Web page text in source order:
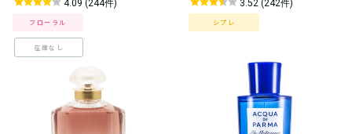
4.09 (244件)
フローラル
在庫なし
3.52 (242件)
シプレ